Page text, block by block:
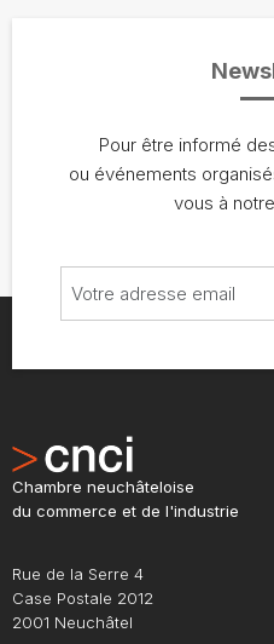
Pour être informé
ou événements
vous à
Chambre neuchâteloise
du commerce et de l'industrie
Rue de la Serre 4
Case Postale 2012
2001 Neuchâtel